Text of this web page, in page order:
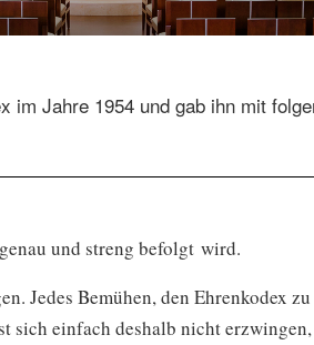
im Jahre 1954 und gab ihn mit
und streng befolgt wird.
Jedes Bemühen, den Ehrenkodex
sich einfach deshalb nicht